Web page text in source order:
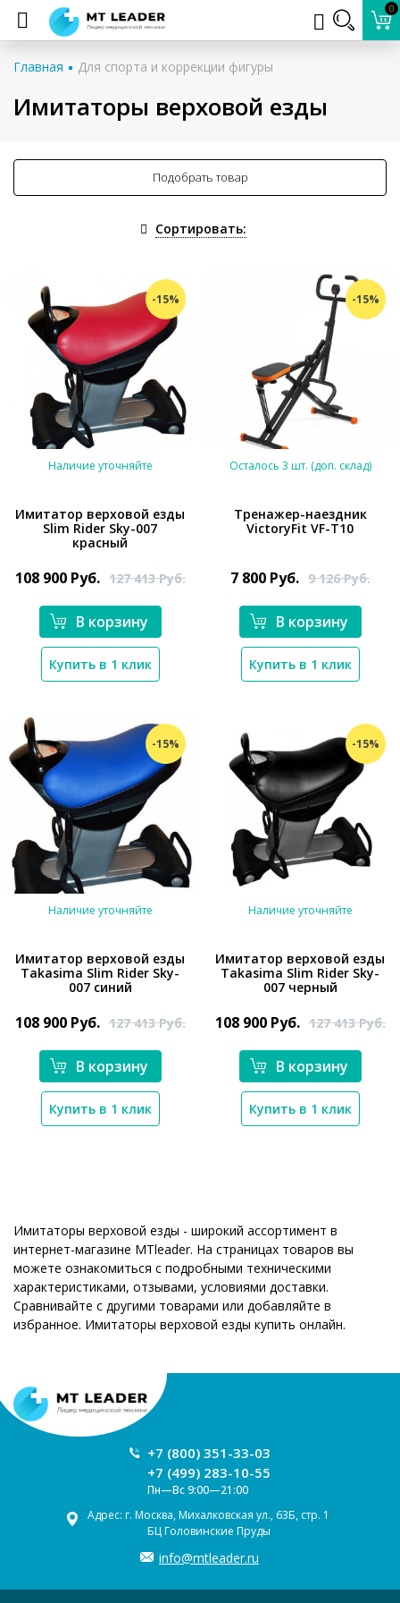
0
Главная Для спорта и коррекции фигуры
Имитаторы верховой езды
Подобрать товар
Сортировать:
-15%
*}
Наличие уточняйте
Имитатор верховой езды
Slim Rider Sky-007
красный
108 900 Руб. 127 413Руб.
В корзину
Купить в 1 клик
-15%
Осталось 3 шт. (доп. склад)
Тренажер-наездник
VictoryFit VF-T10
7 800 Руб. 9 126Руб.
В корзину
Купить в 1 клик
-15%
Наличие уточняйте
Имитатор верховой езды
Takasima Slim Rider Sky-
007 синий
108 900 Руб. 127 413Руб.
В корзину
Купить в 1 клик
-15%
*}
Наличие уточняйте
Имитатор верховой езды
Takasima Slim Rider Sky-
007 черный
108 900 Руб. 127 413Руб.
В корзину
Купить в 1 клик
Имитаторы верховой езды - широкий ассортимент в
интернет-магазине MTleader. На страницах товаров вы
можете ознакомиться с подробными техническими
характеристиками, отзывами, условиями доставки.
Сравнивайте с другими товарами или добавляйте в
избранное. Имитаторы верховой езды купить онлайн.
+7 (800) 351-33-03
+7 (499) 283-10-55
Пн—Вс 9:00—21:00
Адрес: г. Москва, Михалковская ул., 63Б, стр. 1
БЦ Головинские Пруды
info@mtleader.ru